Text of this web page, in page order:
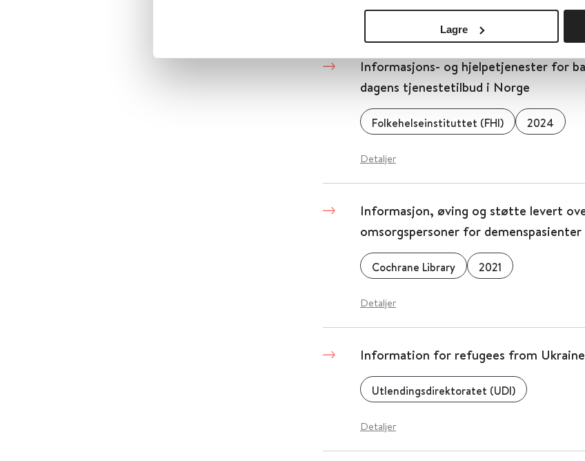
Lagre
Detaljer
Informasjons- og hjelpetjenester for
dagens tjenestetilbud i Norge
Folkehelseinstituttet (FHI) 2024
Detaljer
Informasjon, øving og støtte levert
omsorgspersoner for demenspasienter
Cochrane Library 2021
Detaljer
Information for refugees from Ukraine
Utlendingsdirektoratet (UDI)
Detaljer